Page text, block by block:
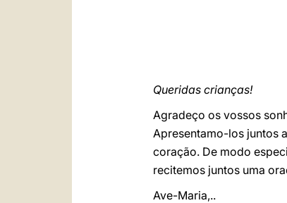
Queridas crianças!
Agradeço os vossos
Apresentamo-los juntos
coração. De modo
recitemos juntos uma
Ave-Maria,..